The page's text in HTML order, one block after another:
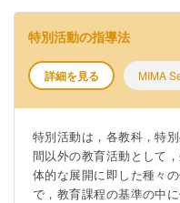
特別活動の指導法
詳細を見る MIMA
特別活動は，各教科，特
間以外の教育活動として
体的な展開に即した種々
で，教育課程の基準の中